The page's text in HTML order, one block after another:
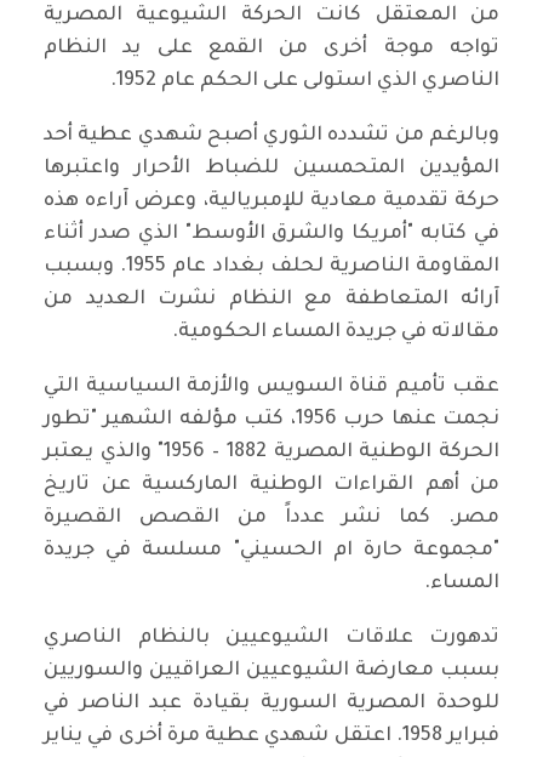
من المعتقل كانت الحركة الشيوعية المصرية
تواجه موجة أخرى من القمع على يد النظام
الناصري الذي استولى على الحكم عام 1952.
وبالرغم من تشدده الثوري أصبح شهدي عطية أحد
المؤيدين المتحمسين للضباط الأحرار واعتبرها
حركة تقدمية معادية للإمبريالية، وعرض آراءه هذه
في كتابه "أمريكا والشرق الأوسط" الذي صدر أثناء
المقاومة الناصرية لحلف بغداد عام 1955. وبسبب
آرائه المتعاطفة مع النظام نشرت العديد من
مقالاته في جريدة المساء الحكومية.
عقب تأميم قناة السويس والأزمة السياسية التي
نجمت عنها حرب 1956، كتب مؤلفه الشهير "تطور
الحركة الوطنية المصرية 1882 – 1956" والذي يعتبر
من أهم القراءات الوطنية الماركسية عن تاريخ
مصر. كما نشر عدداً من القصص القصيرة
"مجموعة حارة ام الحسيني" مسلسة في جريدة
المساء.
تدهورت علاقات الشيوعيين بالنظام الناصري
بسبب معارضة الشيوعيين العراقيين والسوريين
للوحدة المصرية السورية بقيادة عبد الناصر في
فبراير 1958. اعتقل شهدي عطية مرة أخرى في يناير